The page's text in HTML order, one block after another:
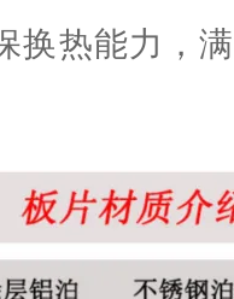
换热能力，